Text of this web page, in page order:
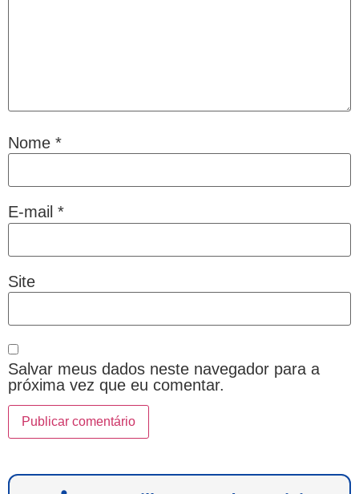
Nome *
E-mail *
Site
Salvar meus dados neste navegador para a
próxima vez que eu comentar.